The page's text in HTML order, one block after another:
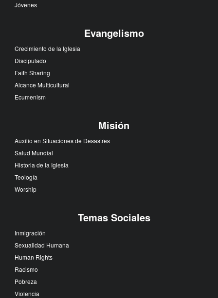
Jóvenes
Evangelismo
Crecimiento de la Iglesia
Discipulado
Faith Sharing
Alcance Multicultural
Ecumenism
Misión
Auxilio en Situaciones de Desastres
Salud Mundial
Historia de la Iglesia
Teología
Worship
Temas Sociales
Inmigración
Sexualidad Humana
Human Rights
Racismo
Pobreza
Violencia